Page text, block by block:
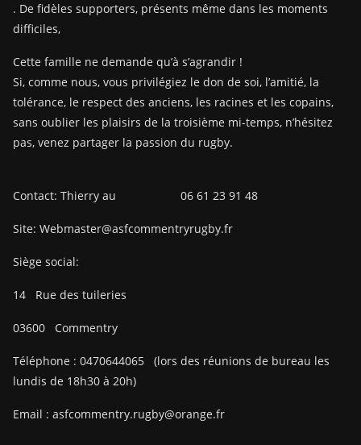
. De fidèles supporters, présents même dans les moments
difficiles,
Cette famille ne demande qu’à s’agrandir !
Si, comme nous, vous privilégiez le don de soi, l’amitié, la
tolérance, le respect des anciens, les racines et les copains,
sans oublier les plaisirs de la troisième mi-temps, n’hésitez
pas, venez partager la passion du rugby.
Contact: Thierry au 06 61 23 91 48
Site: Webmaster@asfcommentryrugby.fr
Siège social:
14 Rue des tuileries
03600 Commentry
Téléphone : 0470644065
(lors des réunions de bureau les
lundis de 18h30 à 20h)
Email : asfcommentry.rugby@orange.fr